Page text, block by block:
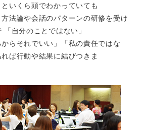
といくら頭でわかっていても
法論や会話のパターンの研修を受け
自分のことではない」
からそれでいい」「私の責任ではな
ば行動や結果に結びつきま